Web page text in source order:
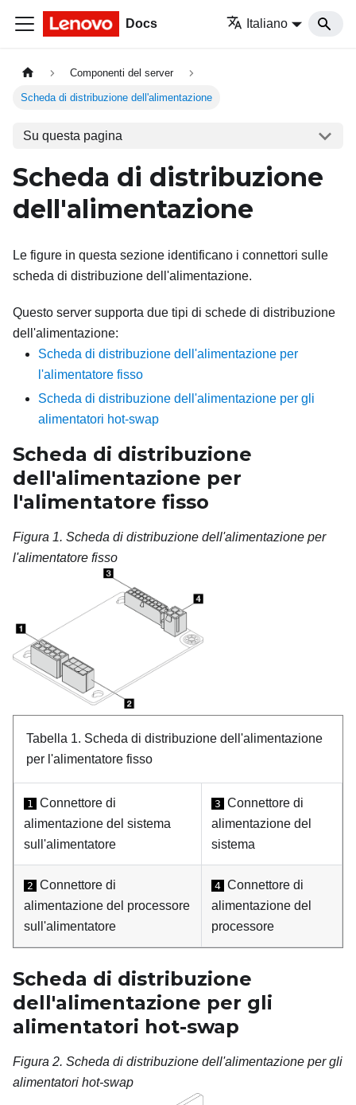
Docs Italiano
Componenti del server
Scheda di distribuzione dell'alimentazione
Su questa pagina
Scheda di distribuzione
dell'alimentazione
Le figure in questa sezione identificano i connettori sulle
scheda di distribuzione dell'alimentazione.
Questo server supporta due tipi di schede di distribuzione
dell'alimentazione:
Scheda di distribuzione dell'alimentazione per
l'alimentatore fisso
Scheda di distribuzione dell'alimentazione per gli
alimentatori hot-swap
Scheda di distribuzione
dell'alimentazione per
l'alimentatore fisso
Figura 1. Scheda di distribuzione dell'alimentazione per
l'alimentatore fisso
Tabella 1. Scheda di distribuzione dell'alimentazione
per l'alimentatore fisso
1
Connettore di
alimentazione del sistema
sull'alimentatore
3 Connettore di
alimentazione del
sistema
2 Connettore di
alimentazione del processore
sull'alimentatore
4 Connettore di
alimentazione del
processore
Scheda di distribuzione
dell'alimentazione per gli
alimentatori hot-swap
Figura 2. Scheda di distribuzione dell'alimentazione per gli
alimentatori hot-swap